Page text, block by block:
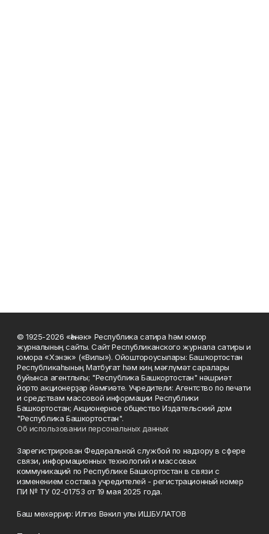
© 1925-2026 «Һәнәк» Республика сатира һәм юмор
журналының сайты. Сайт Республиканского журнала сатиры и
юмора «Хэнэк» («Вилы»). Ойоштороусылары: Башҡортостан
Республикаһының Матбуғат һәм киң мәғлүмәт саралары
буйынса агентлығы; "Республика Башкортостан" нәшриәт
йорто акционерҙар йәмғиәте. Учредители: Агентство по печати
и средствам массовой информации Республики
Башкортостан; Акционерное общество Издательский дом
"Республика Башкортостан".
Об использовании персональных данных
Зарегистрирован Федеральной службой по надзору в сфере
связи, информационных технологий и массовых
коммуникаций по Республике Башкортостан в связи с
изменением состава учредителей - регистрационный номер
ПИ № ТУ 02-01753 от 19 мая 2025 года.
Баш мөхәррир: Илгиз Вәкил улы ИШБУЛАТОВ